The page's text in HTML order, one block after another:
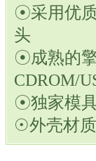
☉采用优
头
☉成熟的
CDROM/
☉独家模
☉外壳材